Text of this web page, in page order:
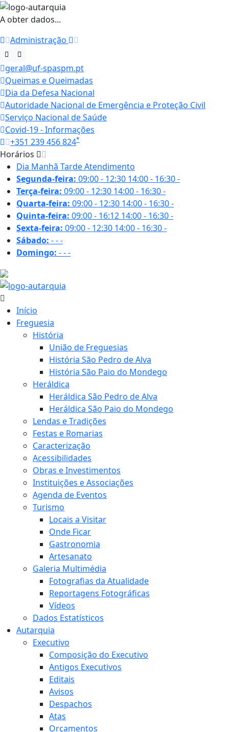
A obter dados...
Administração
geral@uf-spaspm.pt
Queimas e Queimadas
Dia da Defesa Nacional
Autoridade Nacional de Emergência e Proteção Civil
Serviço Nacional de Saúde
Covid-19 - Informações
+351 239 456 824*
Horários
Dia Manhã TardeAtendimento
Segunda-feira: 09:00 - 12:30 14:00 - 16:30-
Terça-feira: 09:00 - 12:30 14:00 - 16:30-
Quarta-feira: 09:00 - 12:30 14:00 - 16:30-
Quinta-feira: 09:00 - 16:12 14:00 - 16:30-
Sexta-feira: 09:00 - 12:30 14:00 - 16:30-
Sábado: ---
Domingo: ---
Início
Freguesia
História
União de Freguesias
História São Pedro de Alva
História São Paio do Mondego
Heráldica
Heráldica São Pedro de Alva
Heráldica São Paio do Mondego
Lendas e Tradições
Festas e Romarias
Caracterização
Acessibilidades
Obras e Investimentos
Instituições e Associações
Agenda de Eventos
Turismo
Locais a Visitar
Onde Ficar
Gastronomia
Artesanato
Galeria Multimédia
Fotografias da Atualidade
Reportagens Fotográficas
Vídeos
Dados Estatísticos
Autarquia
Executivo
Composição do Executivo
Antigos Executivos
Editais
Avisos
Despachos
Atas
Orçamentos